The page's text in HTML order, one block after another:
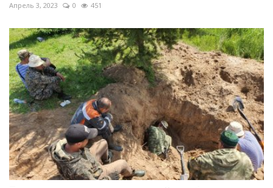
Апрель 3, 2023 0 451